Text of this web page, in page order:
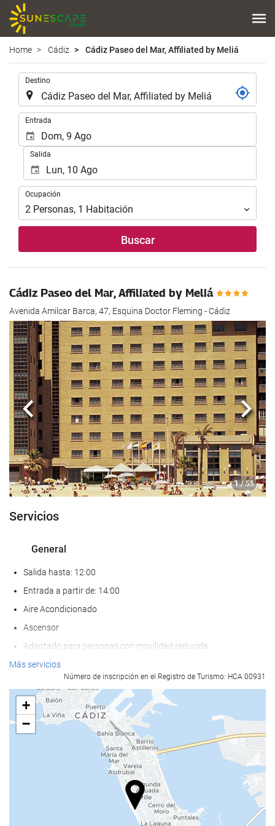
Home Cádiz Cádiz Paseo del Mar, Affiliated by Meliá
Destino
Entrada
Salida
Ocupación
Ocupación
2 Personas, 1 Habitación
Buscar
Cádiz Paseo del Mar, Affiliated by Meliá
Avenida Amilcar Barca, 47, Esquina Doctor Fleming - Cádiz
1 / 55
Anterior
Servicios
General
Salida hasta: 12:00
Entrada a partir de: 14:00
Aire Acondicionado
Ascensor
Adaptado para personas con movilidad reducida
Habitaciones No fumadores
Servicios de recepción
Más servicios
Número de inscripción en el Registro de Turismo: HCA 00931
+
−